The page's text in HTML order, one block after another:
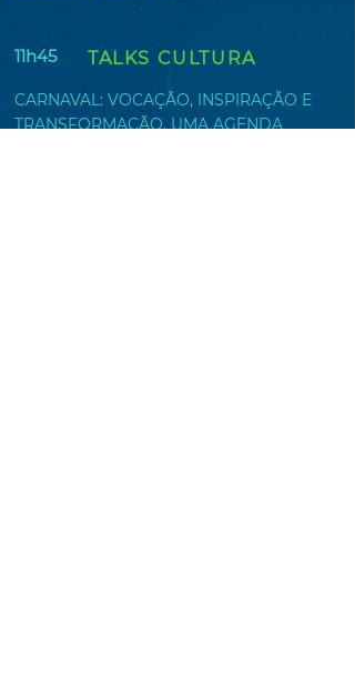
11h45 TALKS CULTURA
CARNAVAL: VOCAÇÃO, INSPIRAÇÃO E
TRANSFORMAÇÃO. UMA AGENDA